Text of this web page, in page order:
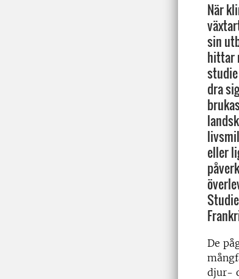
När
sin
hittar
dra
eller
De
djur-